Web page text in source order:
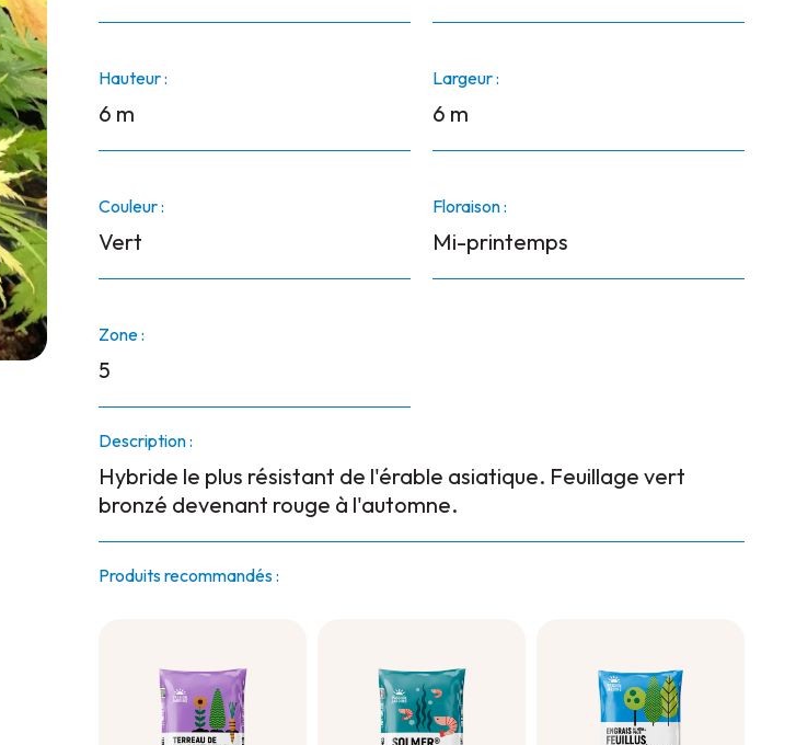
Hauteur :
6 m
Largeur :
6 m
Couleur :
Vert
Floraison :
Mi-printemps
Zone :
5
Description :
Hybride le plus résistant de l'érable asiatique. Feuillage vert
bronzé devenant rouge à l'automne.
Produits recommandés :